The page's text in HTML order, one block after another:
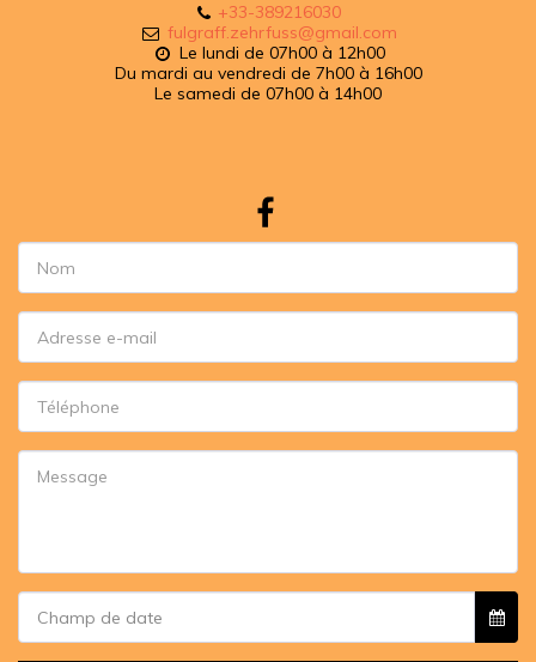
+33-389216030
fulgraff.zehrfuss@gmail.com
Le lundi de 07h00 à 12h00
Du mardi au vendredi de 7h00 à 16h00
Le samedi de 07h00 à 14h00
Champ de date